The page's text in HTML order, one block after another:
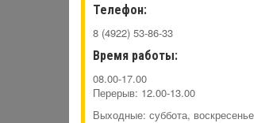
Телефон:
8 (4922) 53-86-33
Время работы:
08.00-17.00
Перерыв: 12.00-13.00
Выходные: суббота, воскресенье